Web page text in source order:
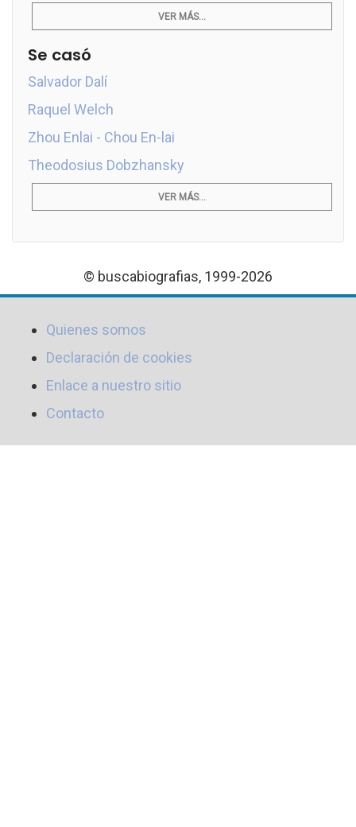
VER MÁS...
Se casó
Salvador Dalí
Raquel Welch
Zhou Enlai - Chou En-lai
Theodosius Dobzhansky
VER MÁS...
© buscabiografias, 1999-2026
Quienes somos
Declaración de cookies
Enlace a nuestro sitio
Contacto